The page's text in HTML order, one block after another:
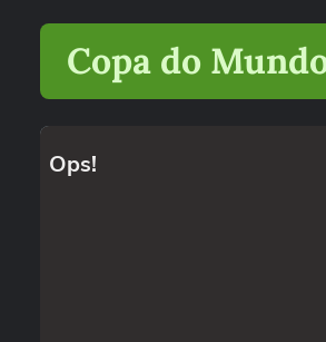
Copa do
Ops!